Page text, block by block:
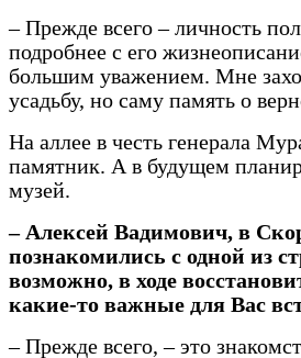
– Прежде всего – личность
подробнее с его
большим уважением. Мне
усадьбу, но саму память о
На аллее в честь генерала
памятник. А в будущем
музей.
– Алексей Вадимович, в
познакомились с одной из
возможно, в ходе
какие-то важные для Вас
– Прежде всего, ­– это